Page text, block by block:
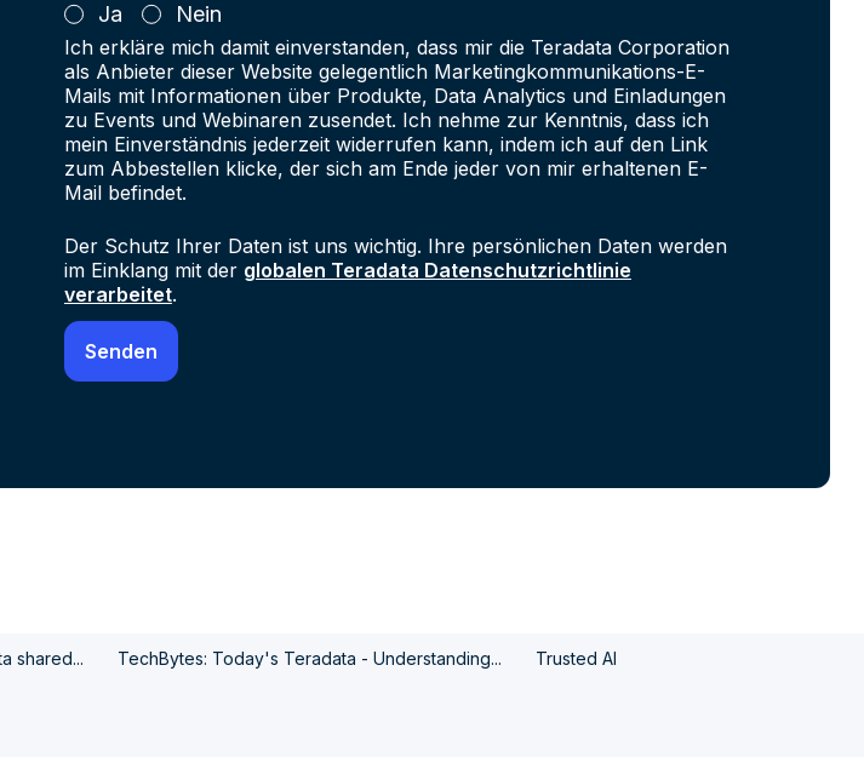
Ja Nein
Ich erkläre mich damit einverstanden, dass mir die Teradata Corporation
als Anbieter dieser Website gelegentlich Marketingkommunikations-E-
Mails mit Informationen über Produkte, Data Analytics und Einladungen
zu Events und Webinaren zusendet. Ich nehme zur Kenntnis, dass ich
mein Einverständnis jederzeit widerrufen kann, indem ich auf den Link
zum Abbestellen klicke, der sich am Ende jeder von mir erhaltenen E-
Mail befindet.
Der Schutz Ihrer Daten ist uns wichtig. Ihre persönlichen Daten werden
im Einklang mit der globalen Teradata Datenschutzrichtlinie
verarbeitet.
shared... TechBytes: Today's Teradata - Understanding... Trusted AI